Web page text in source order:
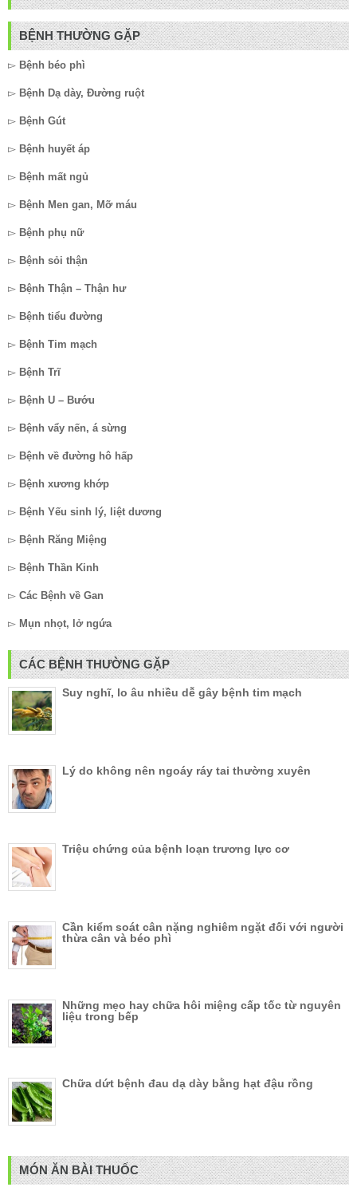
BỆNH THƯỜNG GẶP
▻ Bệnh béo phì
▻ Bệnh Dạ dày, Đường ruột
▻ Bệnh Gút
▻ Bệnh huyết áp
▻ Bệnh mất ngủ
▻ Bệnh Men gan, Mỡ máu
▻ Bệnh phụ nữ
▻ Bệnh sỏi thận
▻ Bệnh Thận – Thận hư
▻ Bệnh tiểu đường
▻ Bệnh Tim mạch
▻ Bệnh Trĩ
▻ Bệnh U – Bướu
▻ Bệnh vẩy nến, á sừng
▻ Bệnh về đường hô hấp
▻ Bệnh xương khớp
▻ Bệnh Yếu sinh lý, liệt dương
▻ Bệnh Răng Miệng
▻ Bệnh Thần Kinh
▻ Các Bệnh về Gan
▻ Mụn nhọt, lở ngứa
CÁC BỆNH THƯỜNG GẶP
Suy nghĩ, lo âu nhiều dễ gây bệnh tim mạch
Lý do không nên ngoáy ráy tai thường xuyên
Triệu chứng của bệnh loạn trương lực cơ
Cần kiểm soát cân nặng nghiêm ngặt đối với người
thừa cân và béo phì
Những mẹo hay chữa hôi miệng cấp tốc từ nguyên
liệu trong bếp
Chữa dứt bệnh đau dạ dày bằng hạt đậu rồng
MÓN ĂN BÀI THUỐC